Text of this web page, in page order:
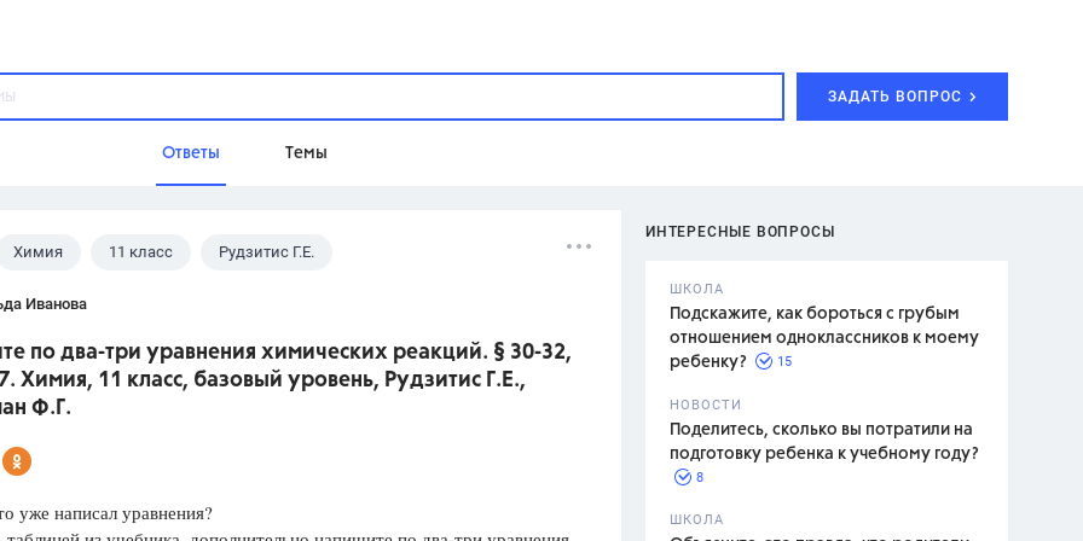
ЗАДАТЬ ВОПРОС
Ответы Темы
Домашнее задание
Школа
ИНТЕРЕСНЫЕ ВОПРОСЫ
ШКОЛА
Подскажите, как бороться с грубым
отношением одноклассников к моему
ребенку?
15
НОВОСТИ
Поделитесь, сколько вы потратили на
подготовку ребенка к учебному году?
8
ШКОЛА
Химия 11 класс Рудзитис Г.Е.
Иванова
по два-три уравнения химических реакций. § 30-32,
Химия, 11 класс, базовый уровень, Рудзитис Г.Е.,
Ф.Г.
уже написал уравнения?